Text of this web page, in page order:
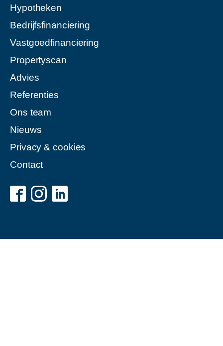
Hypotheken
Bedrijfsfinanciering
Vastgoedfinanciering
Propertyscan
Advies
Referenties
Ons team
Nieuws
Privacy & cookies
Contact